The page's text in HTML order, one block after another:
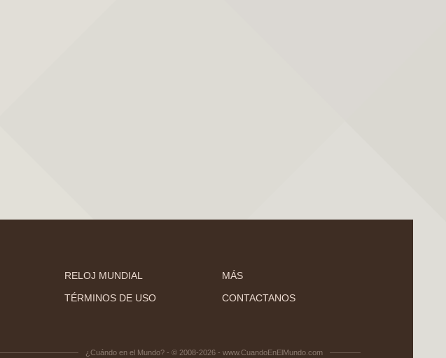
RELOJ MUNDIAL
MÁS
TÉRMINOS DE USO CONTACTANOS
¿Cuándo en el Mundo? - © 2008-2026 - www.CuandoEnElMundo.com